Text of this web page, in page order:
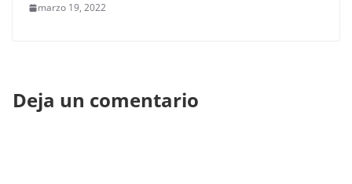
marzo 19, 2022
Deja un comentario